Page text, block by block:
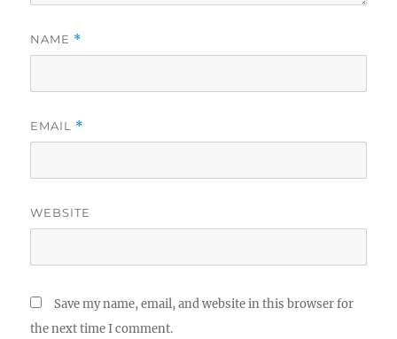
NAME *
EMAIL *
WEBSITE
Save my name, email, and website in this browser for
the next time I comment.